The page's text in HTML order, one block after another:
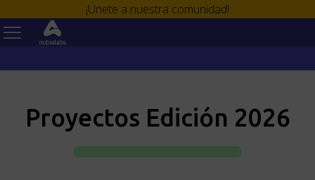
¡Únete a nuestra comunidad!
Proyectos Edición 2026